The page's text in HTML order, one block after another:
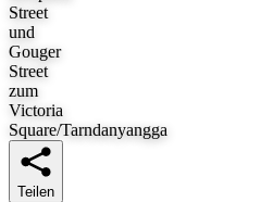
Street
und
Gouger
Street
zum
Victoria
Square/Tarndanyangga
Teilen